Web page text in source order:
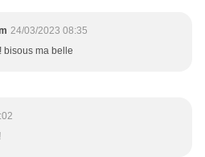
24/03/2023 08:35
bisous ma belle